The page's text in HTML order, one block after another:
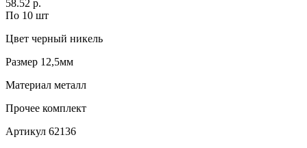
58.52 р.
По 10 шт
Цвет черный никель
Размер 12,5мм
Материал металл
Прочее комплект
Артикул 62136